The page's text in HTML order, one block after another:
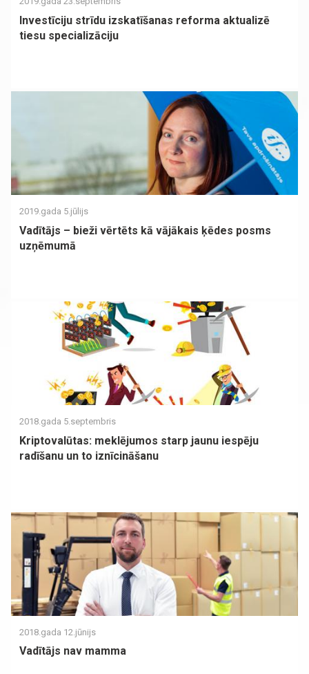
Investīciju strīdu izskatīšanas reforma aktualizē
tiesu specializāciju
2019.gada 5.jūlijs
Vadītājs – bieži vērtēts kā vājākais ķēdes posms
uzņēmumā
2018.gada 5.septembris
Kriptovalūtas: meklējumos starp jaunu iespēju
radīšanu un to iznīcināšanu
2018.gada 12.jūnijs
Vadītājs nav mamma